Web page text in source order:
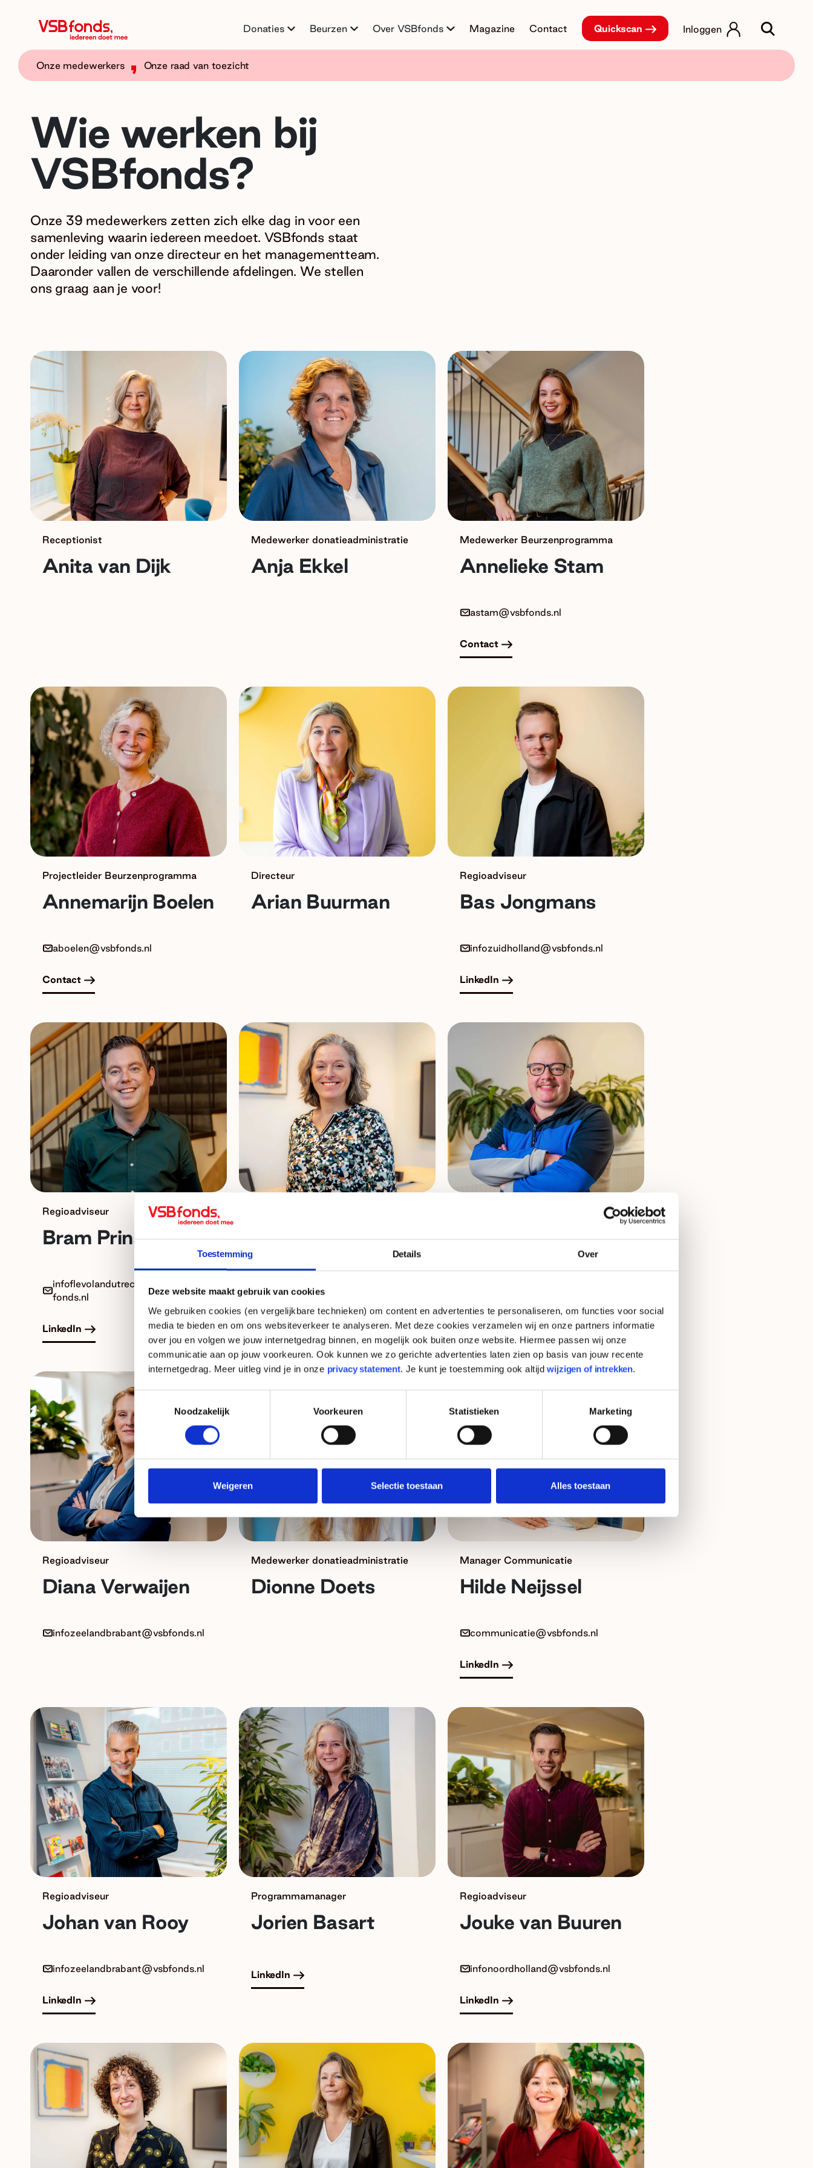
Toestemming Details Over
Deze website maakt gebruik van cookies
We gebruiken cookies (en vergelijkbare technieken) om content en advertenties te personaliseren, om functies voor social
media te bieden en om ons websiteverkeer te analyseren. Met deze cookies verzamelen wij en onze partners informatie
over jou en volgen we jouw internetgedrag binnen, en mogelijk ook buiten onze website. Hiermee passen wij onze
communicatie aan op jouw voorkeuren. Ook kunnen we zo gerichte advertenties laten zien op basis van jouw recente
internetgedrag. Meer uitleg vind je in onze privacy statement. Je kunt je toestemming ook altijd wijzigen of intrekken.
Toestemmingsselectie
Noodzakelijk
Voorkeuren Statistieken Marketing
Weigeren Selectie toestaan Alles toestaan
Donaties Beurzen Over VSBfonds Magazine Contact Quickscan Inloggen
Onze medewerkers Onze raad van toezicht
Wie werken bij
VSBfonds?
Onze 39 medewerkers zetten zich elke dag in voor een
samenleving waarin iedereen meedoet. VSBfonds staat
onder leiding van onze directeur en het managementteam.
Daaronder vallen de verschillende afdelingen. We stellen
ons graag aan je voor!
Receptionist
Anita van Dijk
Medewerker donatieadministratie
Anja Ekkel
Medewerker Beurzenprogramma
Annelieke Stam
astam@vsbfonds.nl
Contact
Projectleider Beurzenprogramma
Annemarijn Boelen
aboelen@vsbfonds.nl
Contact
Directeur
Arian Buurman
Regioadviseur
Bas Jongmans
infozuidholland@vsbfonds.nl
LinkedIn
Regioadviseur
Bram Prinsen
infoflevolandutrechtoverijssel@vsb
fonds.nl
LinkedIn
Brigitte Coté
fonds.nl
LinkedIn
Medewerker donatieadministratie
Danny Smit
Regioadviseur
Diana Verwaijen
infozeelandbrabant@vsbfonds.nl
Medewerker donatieadministratie
Dionne Doets
Manager Communicatie
Hilde Neijssel
communicatie@vsbfonds.nl
LinkedIn
Regioadviseur
Johan van Rooy
infozeelandbrabant@vsbfonds.nl
LinkedIn
Programmamanager
Jorien Basart
LinkedIn
Regioadviseur
Jouke van Buuren
infonoordholland@vsbfonds.nl
LinkedIn